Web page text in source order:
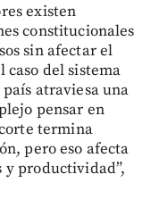
existen
constitucionales
sin afectar el
caso del sistema
atraviesa una
pensar en
termina
pero eso afecta
y productividad”,